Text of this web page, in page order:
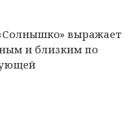
выражает
и близким по